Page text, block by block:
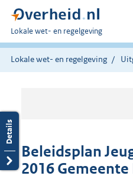
U
bent
hier:
Lokale wet- en regelgeving
Lokale wet- en regelgeving
Beleidsplan
2016